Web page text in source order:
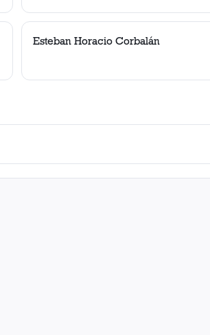
Esteban Horacio Corbalán